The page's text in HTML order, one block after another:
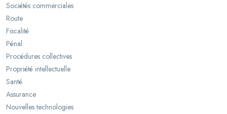
Sociétés commerciales
Route
Fiscalité
Pénal
Procédures collectives
Propriété intellectuelle
Santé
Assurance
Nouvelles technologies